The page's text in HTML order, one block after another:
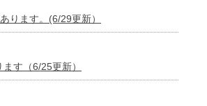
ります。(6/29更新）
す（6/25更新）